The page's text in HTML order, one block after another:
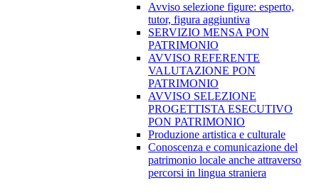
Avviso selezione figure: esperto,
tutor, figura aggiuntiva
SERVIZIO MENSA PON
PATRIMONIO
AVVISO REFERENTE
VALUTAZIONE PON
PATRIMONIO
AVVISO SELEZIONE
PROGETTISTA ESECUTIVO
PON PATRIMONIO
Produzione artistica e culturale
Conoscenza e comunicazione del
patrimonio locale anche attraverso
percorsi in lingua straniera